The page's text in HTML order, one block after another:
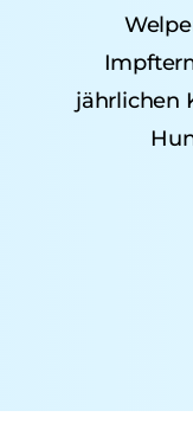
jährlichen